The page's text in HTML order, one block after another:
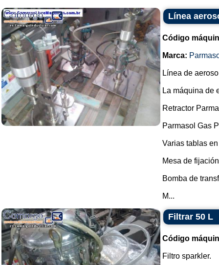
Línea
Código
Marca:
Línea de
La máquina de
Retractor
Parmasol Gas
Varias tablas
Mesa de
Bomba de
M...
Filtrar 50 L
Código
Filtro sparkler.